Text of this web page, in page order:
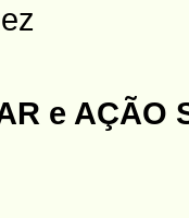
e AÇÃO